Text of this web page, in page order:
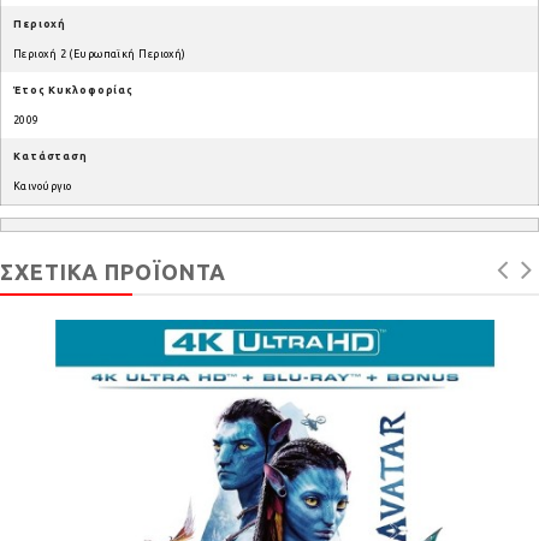
Περιοχή
Περιοχή 2 (Ευρωπαϊκή Περιοχή)
Έτος Κυκλοφορίας
2009
Κατάσταση
Καινούργιο
ΣΧΕΤΙΚΆ ΠΡΟΪΌΝΤΑ